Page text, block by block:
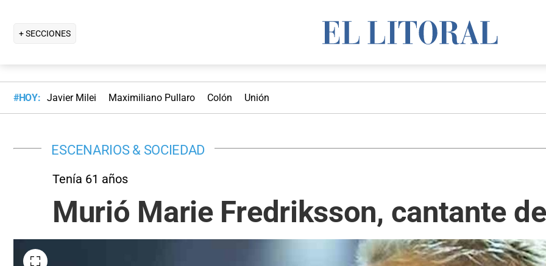
+ SECCIONES
#HOY: Javier Milei Maximiliano Pullaro Colón Unión
ESCENARIOS & SOCIEDAD
Tenía 61 años
Murió Marie Fredriksson, cantante